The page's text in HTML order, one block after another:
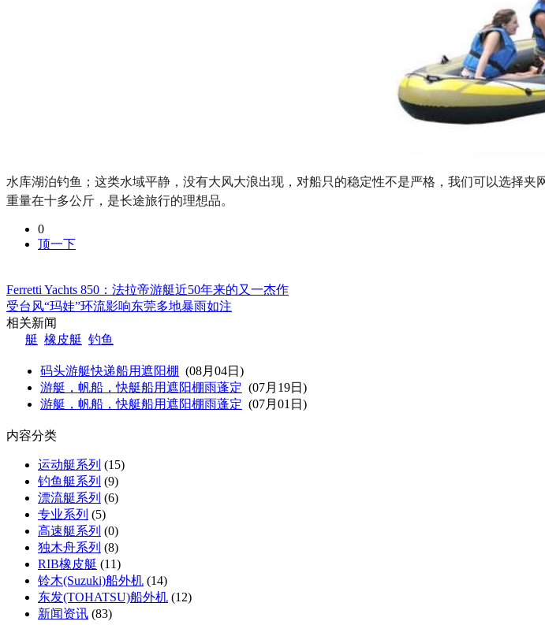
水库湖泊钓鱼；这类水域平静，没有大风大浪出现，对船只的稳定性不是严格，我们可以选择
重量在十多公斤，是长途旅行的理想品。
0
顶一下
Ferretti Yachts 850：法拉帝游艇近50年来的又一杰作
受台风“玛娃”环流影响东莞多地暴雨如注
相关新闻
艇 橡皮艇 钓鱼
码头游艇快递船用遮阳棚 (08月04日)
游艇，帆船，快艇船用遮阳棚雨蓬定 (07月19日)
游艇，帆船，快艇船用遮阳棚雨蓬定 (07月01日)
内容分类
运动艇系列 (15)
钓鱼艇系列 (9)
漂流艇系列 (6)
专业系列 (5)
高速艇系列 (0)
独木舟系列 (8)
RIB橡皮艇 (11)
铃木(Suzuki)船外机 (14)
东发(TOHATSU)船外机 (12)
新闻资讯 (83)